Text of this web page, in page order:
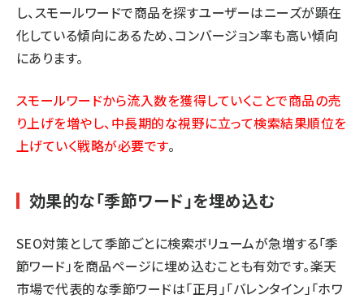
し、スモールワードで商品を探すユーザーはニーズが顕在
化している傾向にあるため、コンバージョン率も高い傾向
にあります。
スモールワードから流入数を獲得していくことで商品の売
り上げを増やし、中長期的な視野に立って検索結果順位を
上げていく戦略が必要です。
効果的な「季節ワード」を埋め込む
SEO対策として季節ごとに検索ボリュームが急増する「季
節ワード」を商品ページに埋め込むことも有効です。楽天
市場で代表的な季節ワードは「正月」「バレンタイン」「ホワ